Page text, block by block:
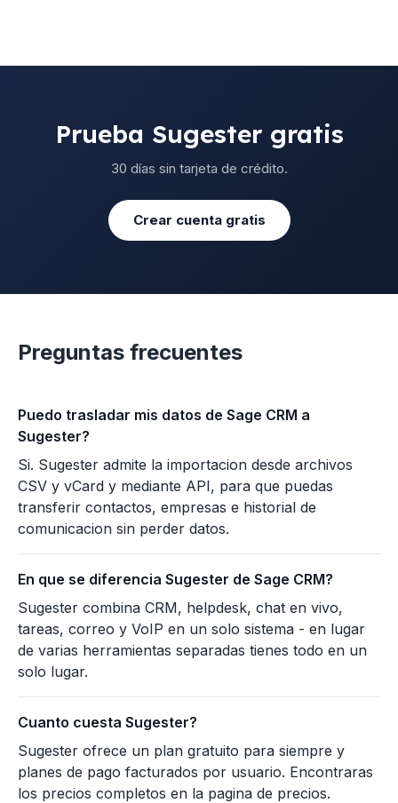
Prueba Sugester gratis
30 días sin tarjeta de crédito.
Crear cuenta gratis
Preguntas frecuentes
Puedo trasladar mis datos de Sage CRM a
Sugester?
Si. Sugester admite la importacion desde archivos
CSV y vCard y mediante API, para que puedas
transferir contactos, empresas e historial de
comunicacion sin perder datos.
En que se diferencia Sugester de Sage CRM?
Sugester combina CRM, helpdesk, chat en vivo,
tareas, correo y VoIP en un solo sistema - en lugar
de varias herramientas separadas tienes todo en un
solo lugar.
Cuanto cuesta Sugester?
Sugester ofrece un plan gratuito para siempre y
planes de pago facturados por usuario. Encontraras
los precios completos en la pagina de precios.